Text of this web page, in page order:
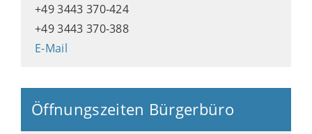
+49 3443 370-424
+49 3443 370-388
E-Mail
Öffnungszeiten Bürgerbüro